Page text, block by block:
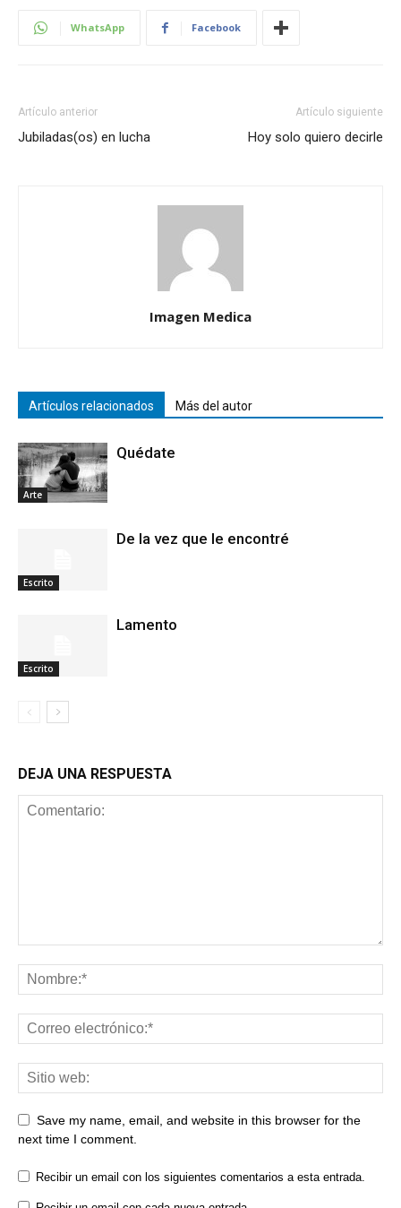
WhatsApp Facebook
Artículo anterior
Jubiladas(os) en lucha
Artículo siguiente
Hoy solo quiero decirle
Imagen Medica
Artículos relacionados Más del autor
Arte
Quédate
Escrito
De la vez que le encontré
Escrito
Lamento
DEJA UNA RESPUESTA
Save my name, email, and website in this browser for the
next time I comment.
Recibir un email con los siguientes comentarios a esta entrada.